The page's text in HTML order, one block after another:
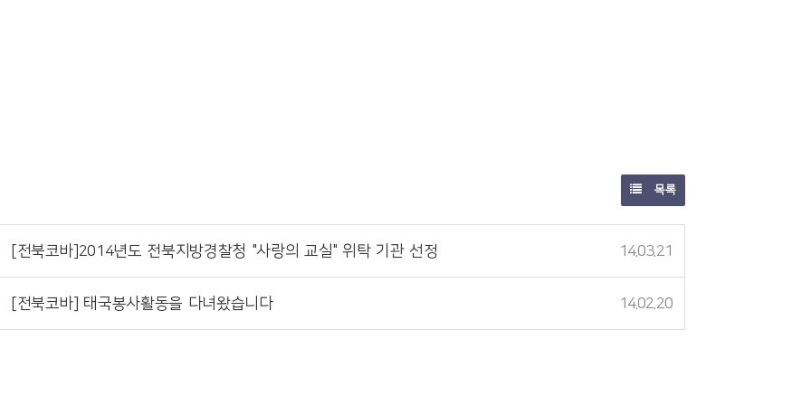
목록
[전북코바]2014년도 전북지방경찰청 "사랑의 교실" 위탁 기관 선정 14.03.21
[전북코바] 태국봉사활동을 다녀왔습니다 14.02.20